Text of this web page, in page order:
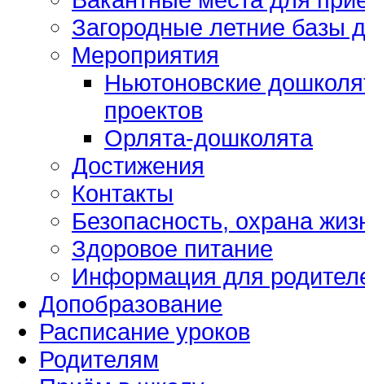
Загородные летние базы
Мероприятия
Ньютоновские
проектов
Орлята-дошколята
Достижения
Контакты
Безопасность, охрана
Здоровое питание
Информация для
Допобразование
Расписание уроков
Родителям